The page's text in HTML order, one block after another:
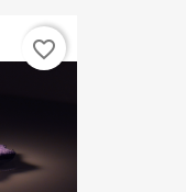
favorite_border